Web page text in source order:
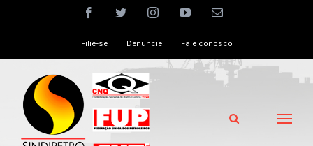
facebooktwitter instagramyoutubeEmail
Filie-se Denuncie Fale conosco